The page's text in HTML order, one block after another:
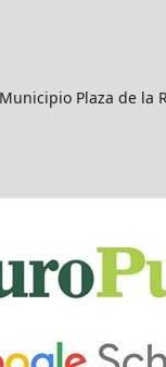
Plaza de la